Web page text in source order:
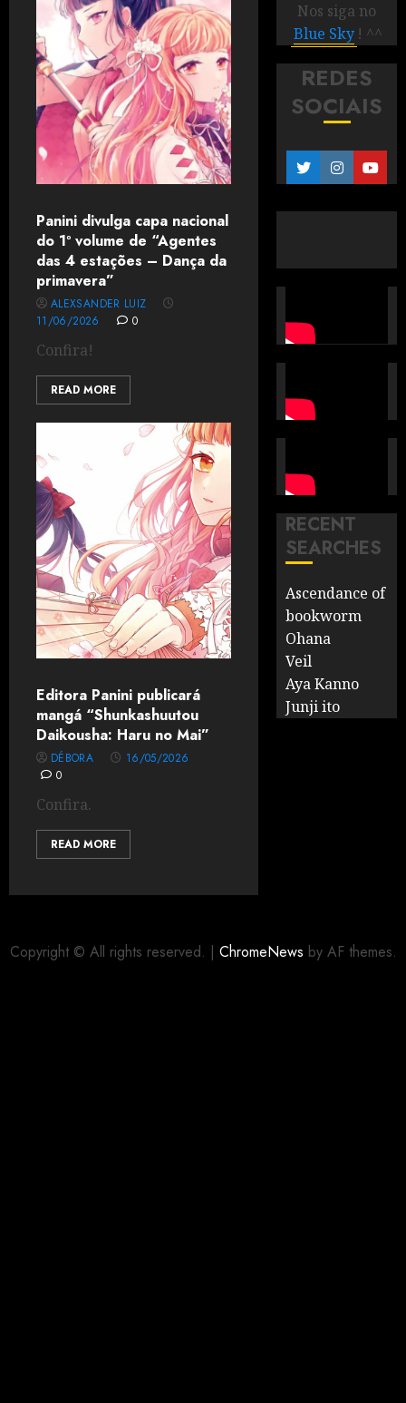
Panini divulga capa nacional
do 1º volume de “Agentes
das 4 estações – Dança da
primavera”
ALEXSANDER LUIZ
11/06/2026
0
Confira!
READ MORE
Editora Panini publicará
mangá “Shunkashuutou
Daikousha: Haru no Mai”
DÉBORA
16/05/2026
0
Confira.
READ MORE
Nos siga no
Blue Sky ! ^^
REDES
SOCIAIS
RECENT
SEARCHES
Ascendance of
bookworm
Ohana
Veil
Aya Kanno
Junji ito
Copyright © All rights reserved. | ChromeNews by AF themes.